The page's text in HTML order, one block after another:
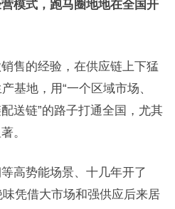
模式，跑马圈地地在全国开
售的经验，在供应链上下猛
基地，用“一个区域市场、
送链”的路子打通全国，尤其
。
高势能场景、十几年开了
凭借大市场和强供应后来居